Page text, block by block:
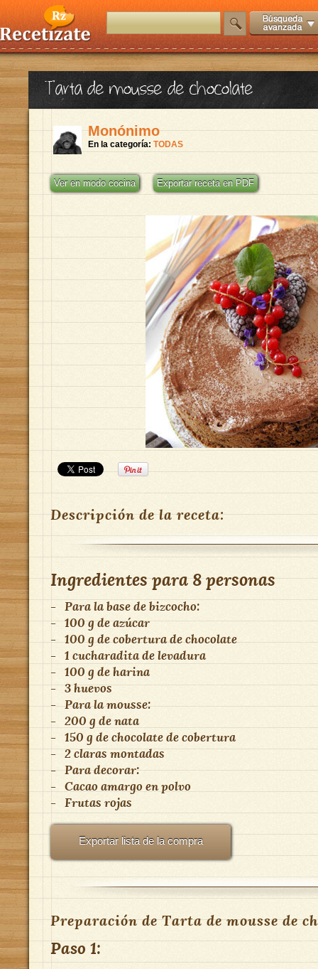
Tarta de mousse de chocolate
Monónimo
En la categoría: TODAS
Ver en modo cocina Exportar receta en PDF
Descripción de la receta:
Ingredientes para8 personas
- Para la base de bizcocho:
- 100 g de azúcar
- 100 g de cobertura de chocolate
- 1 cucharadita de levadura
- 100 g de harina
- 3 huevos
- Para la mousse:
- 200 g de nata
- 150 g de chocolate de cobertura
- 2 claras montadas
- Para decorar:
- Cacao amargo en polvo
- Frutas rojas
Exportar lista de la compra
Preparación de Tarta de mousse de
Paso 1: